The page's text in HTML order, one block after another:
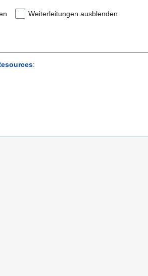
Weiterleitungen ausblenden
: